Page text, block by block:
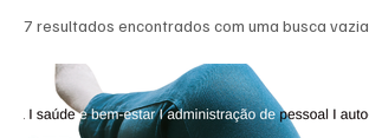
7 resultados encontrados com uma busca vazia